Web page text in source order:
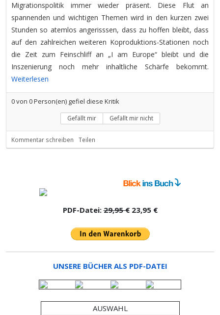
Migrationspolitik immer wieder präsent. Diese Flut an
spannenden und wichtigen Themen wird in den kurzen zwei
Stunden so atemlos angerisssen, dass zu hoffen bleibt, dass
auf den zahlreichen weiteren Koproduktions-Stationen noch
die Zeit zum Feinschliff an „I am Europe“ bleibt und die
Inszenierung noch mehr inhaltliche Schärfe bekommt.
Weiterlesen
0von 0Person(en) gefiel diese Kritik
Gefällt mir Gefällt mir nicht
Kommentar schreiben Teilen
PDF-Datei:29,95 €23,95 €
UNSERE BÜCHER ALS PDF-DATEI
AUSWAHL